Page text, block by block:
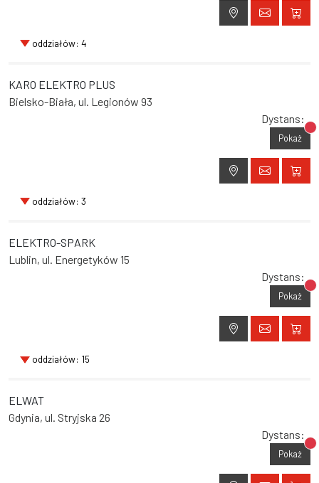
oddziałów: 4
KARO ELEKTRO PLUS
Bielsko-Biała, ul. Legionów 93
Dystans:
Pokaż
oddziałów: 3
ELEKTRO-SPARK
Lublin, ul. Energetyków 15
Dystans:
Pokaż
oddziałów: 15
ELWAT
Gdynia, ul. Stryjska 26
Dystans:
Pokaż